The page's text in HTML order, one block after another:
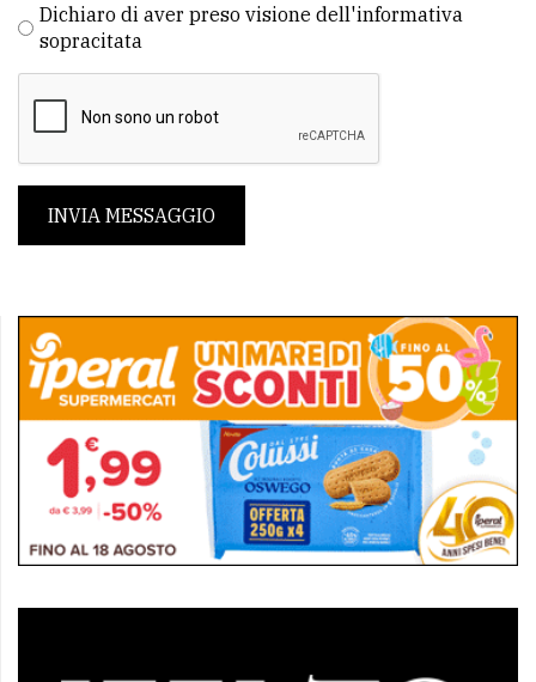
Dichiaro di aver preso visione dell'informativa
sopracitata
INVIA MESSAGGIO